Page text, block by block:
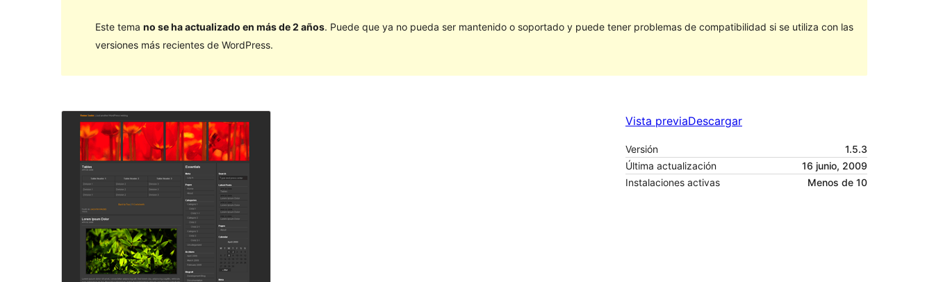
Este tema no se ha actualizado en más de 2 años. Puede que ya no pueda ser mantenido o soportado y puede tener problemas de compatibilidad si se utiliza con las
versiones más recientes de WordPress.
Vista previaDescargar
Versión
1.5.3
Última actualización
16 junio, 2009
Instalaciones activas
Menos de 10